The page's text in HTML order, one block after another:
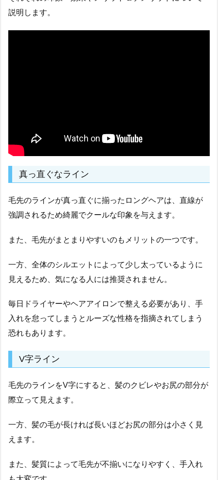
説明します。
真っ直ぐなライン
毛先のラインが真っ直ぐに揃ったロングヘアは、直線が
強調されるため綺麗でクールな印象を与えます。
また、毛先がまとまりやすいのもメリットの一つです。
一方、全体のシルエットによって少し太っているように
見えるため、気になる人には推奨されません。
毎日ドライヤーやヘアアイロンで整える必要があり、手
入れを怠ってしまうとルーズな性格を指摘されてしまう
恐れもあります。
V字ライン
毛先のラインをV字にすると、髪のクビレやお尻の部分が
際立って見えます。
一方、髪の毛が長ければ長いほどお尻の部分は小さく見
えます。
また、髪質によって毛先が不揃いになりやすく、手入れ